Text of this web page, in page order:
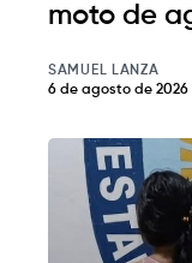
moto de
SAMUEL LANZA
6 de agosto de 2026